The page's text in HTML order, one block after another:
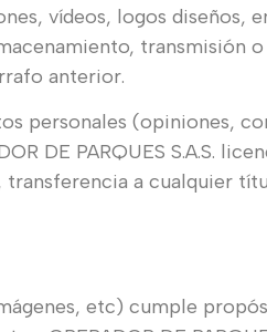
vídeos, logos diseños,
transmisión
anterior.
personales (opiniones,
DE PARQUES S.A.S.
a cualquier
etc) cumple